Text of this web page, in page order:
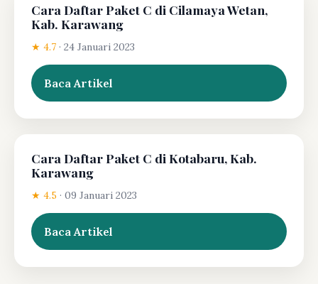
Cara Daftar Paket C di Cilamaya Wetan,
Kab. Karawang
★ 4.7 · 24 Januari 2023
Baca Artikel
Cara Daftar Paket C di Kotabaru, Kab.
Karawang
★ 4.5 · 09 Januari 2023
Baca Artikel